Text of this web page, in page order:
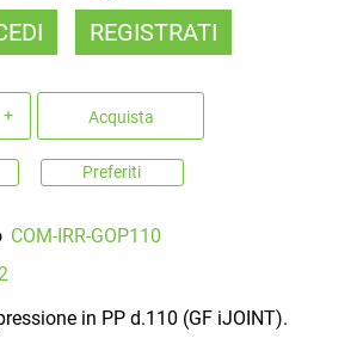
REGISTRATI
Acquista
Preferiti
COM-IRR-GOP110
in PP d.110 (GF iJOINT).